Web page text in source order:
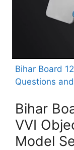
Bihar Board
Questions
Bihar
VVI
Model